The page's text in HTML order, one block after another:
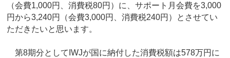
（会費1,000円、消費税80円）に、サポート月会費を3,000
円から3,240円（会費3,000円、消費税240円）とさせてい
ただきたいと思います。
第8期分としてIWJが国に納付した消費税額は578万円に